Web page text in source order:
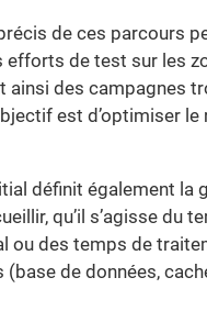
de ces parcours
efforts de test sur les
ainsi des campagnes
est d’optimiser
définit également la
qu’il s’agisse du
ou des temps de
(base de données,